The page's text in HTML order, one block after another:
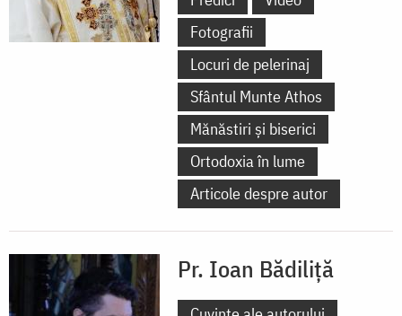
Fotografii
Locuri de pelerinaj
Sfântul Munte Athos
Mănăstiri și biserici
Ortodoxia în lume
Articole despre autor
Pr. Ioan Bădiliță